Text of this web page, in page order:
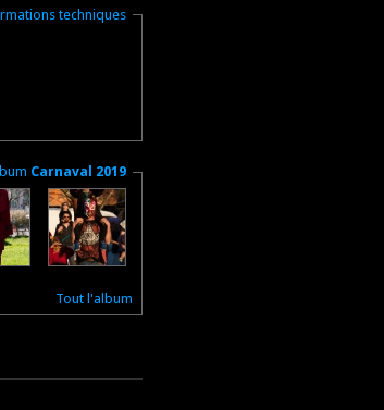
techniques
Carnaval 2019
Tout l'album